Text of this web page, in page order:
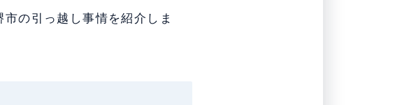
の引っ越し事情を紹介しま